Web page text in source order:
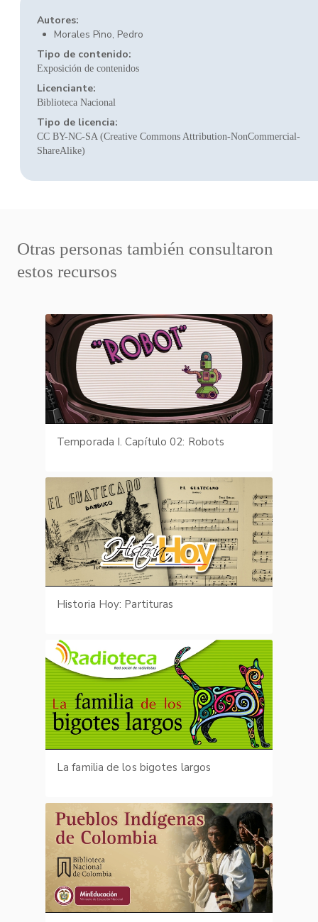
Autores:
Morales Pino, Pedro
Tipo de contenido:
Exposición de contenidos
Licenciante:
Biblioteca Nacional
Tipo de licencia:
CC BY-NC-SA (Creative Commons Attribution-NonCommercial-
ShareAlike)
Otras personas también consultaron
estos recursos
Temporada I. Capítulo 02: Robots
Historia Hoy: Partituras
La familia de los bigotes largos